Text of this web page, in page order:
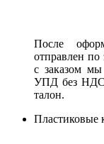
После
отправлен по
с заказом
УПД без НДС,
талон.
Пластиковые